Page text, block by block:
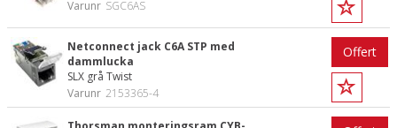
Varunr SGC6AS
Netconnect jack C6A STP med
dammlucka
SLX grå Twist
Varunr 2153365-4
Offert